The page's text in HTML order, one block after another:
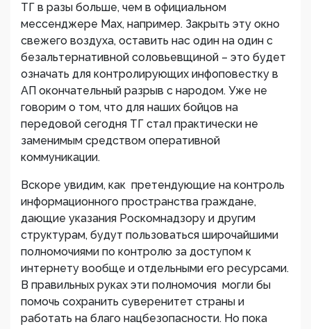
ТГ в разы больше, чем в официальном
мессенджере Max, например. Закрыть эту окно
свежего воздуха, оставить нас один на один с
безальтернативной соловьевщиной – это будет
означать для контролирующих инфоповестку в
АП окончательный разрыв с народом. Уже не
говорим о том, что для наших бойцов на
передовой сегодня ТГ стал практически не
заменимым средством оперативной
коммуникации.
Вскоре увидим, как претендующие на контроль
информационного пространства граждане,
дающие указания Роскомнадзору и другим
структурам, будут пользоваться широчайшими
полномочиями по контролю за доступом к
интернету вообще и отдельными его ресурсами.
В правильных руках эти полномочия могли бы
помочь сохранить суверенитет страны и
работать на благо нацбезопасности. Но пока